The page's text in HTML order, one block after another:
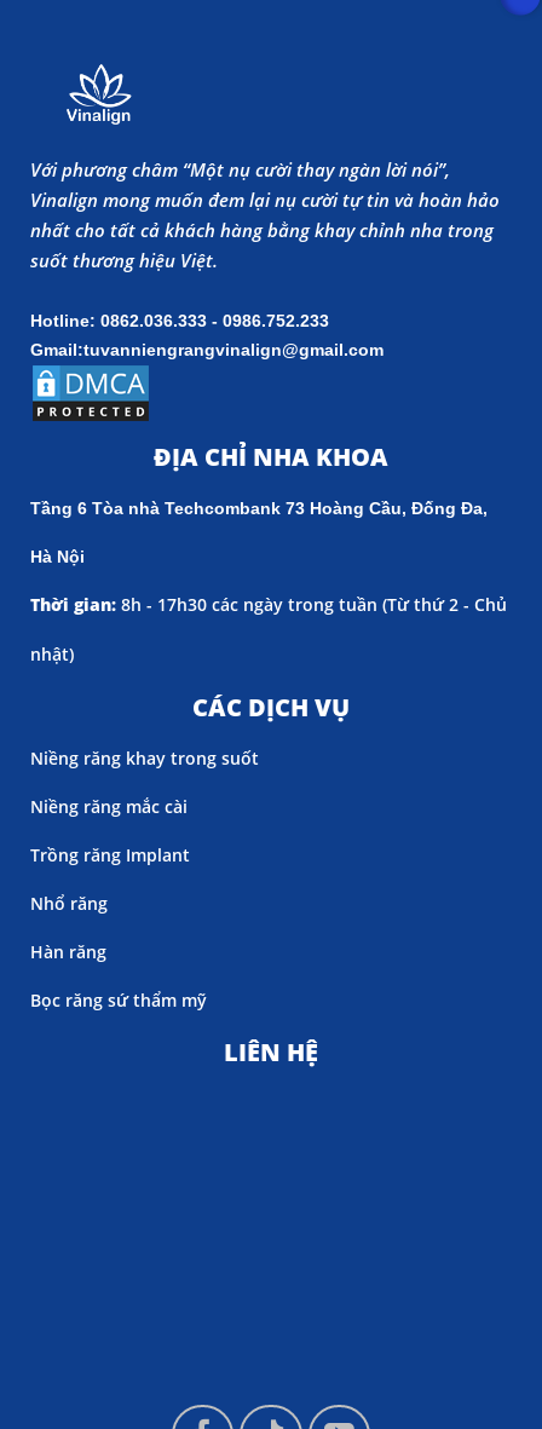
Với phương châm “Một nụ cười thay ngàn lời nói”,
Vinalign mong muốn đem lại nụ cười tự tin và hoàn hảo
nhất cho tất cả khách hàng bằng khay chỉnh nha trong
suốt thương hiệu Việt.
Hotline: 0862.036.333 - 0986.752.233
Gmail:tuvanniengrangvinalign@gmail.com
ĐỊA CHỈ NHA KHOA
Tầng 6 Tòa nhà Techcombank 73 Hoàng Cầu, Đống Đa,
Hà Nội
Thời gian: 8h - 17h30 các ngày trong tuần (Từ thứ 2 - Chủ
nhật)
CÁC DỊCH VỤ
Niềng răng khay trong suốt
Niềng răng mắc cài
Trồng răng Implant
Nhổ răng
Hàn răng
Bọc răng sứ thẩm mỹ
LIÊN HỆ